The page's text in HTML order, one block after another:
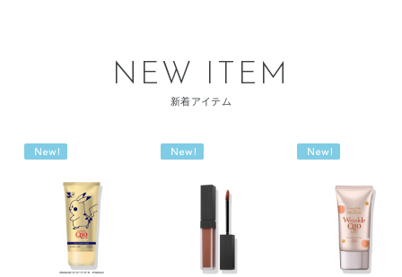
NEW ITEM
新着アイテム